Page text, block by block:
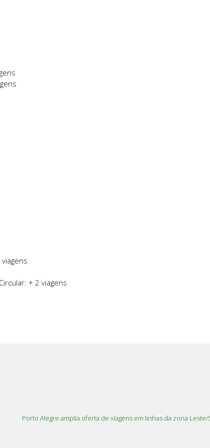
+ 2 viagens
Porto Alegre amplia oferta de viagens em linhas da zona